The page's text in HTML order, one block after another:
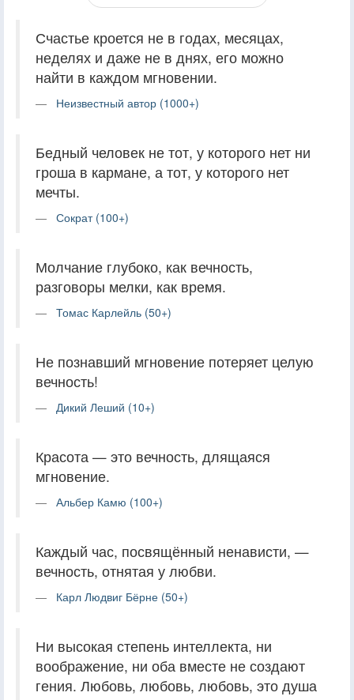
Счастье кроется не в годах, месяцах,
неделях и даже не в днях, его можно
найти в каждом мгновении.
Неизвестный автор (1000+)
Бедный человек не тот, у которого нет ни
гроша в кармане, а тот, у которого нет
мечты.
Сократ (100+)
Молчание глубоко, как вечность,
разговоры мелки, как время.
Томас Карлейль (50+)
Не познавший мгновение потеряет целую
вечность!
Дикий Леший (10+)
Красота — это вечность, длящаяся
мгновение.
Альбер Камю (100+)
Каждый час, посвящённый ненависти, —
вечность, отнятая у любви.
Карл Людвиг Бёрне (50+)
Ни высокая степень интеллекта, ни
воображение, ни оба вместе не создают
гения. Любовь, любовь, любовь, это душа